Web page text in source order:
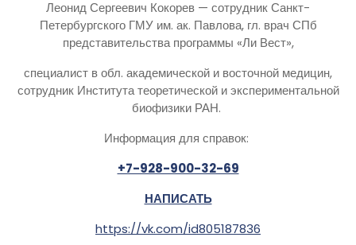
Леонид Сергеевич Кокорев — сотрудник Санкт-
Петербургского ГМУ им. ак. Павлова, гл. врач СПб
представительства программы «Ли Вест»,
специалист в обл. академической и восточной медицин,
сотрудник Института теоретической и экспериментальной
биофизики РАН.
Информация для справок:
+7-928-900-32-69
НАПИСАТЬ
https://vk.com/id805187836